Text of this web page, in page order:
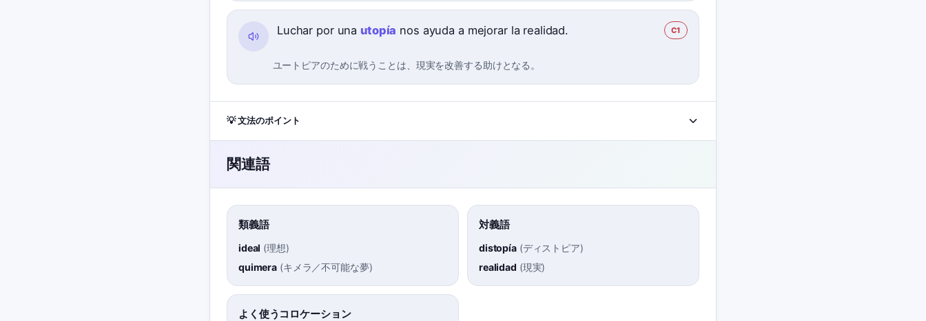
Luchar por una utopía nos ayuda a mejorar la realidad. C1
ユートピアのために戦うことは、現実を改善する助けとなる。
💡 文法のポイント
関連語
類義語
ideal (理想)
quimera (キメラ／不可能な夢)
対義語
distopía(ディストピア)
realidad (現実)
よく使うコロケーション